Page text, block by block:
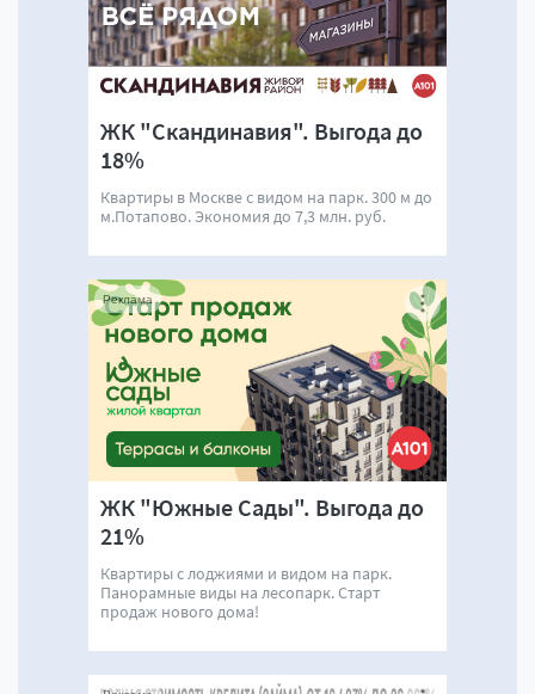
ЖК "Скандинавия". Выгода до
18%
Квартиры в Москве с видом на парк. 300 м до
м.Потапово. Экономия до 7,3 млн. руб.
ЖК "Южные Сады". Выгода до
21%
Квартиры с лоджиями и видом на парк.
Панорамные виды на лесопарк. Старт
продаж нового дома!
Реклама